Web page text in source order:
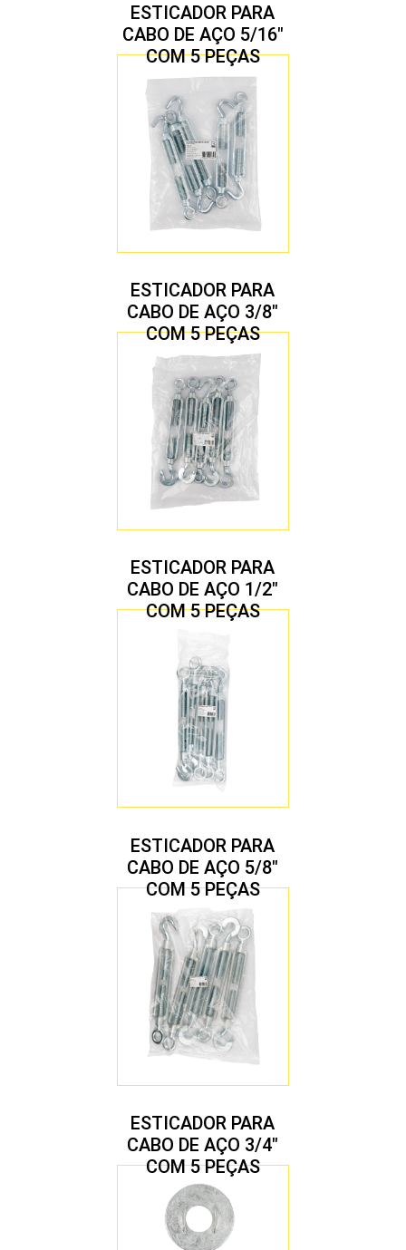
ESTICADOR PARA
CABO DE AÇO 5/16″
COM 5 PEÇAS
ESTICADOR PARA
CABO DE AÇO 3/8″
COM 5 PEÇAS
ESTICADOR PARA
CABO DE AÇO 1/2″
COM 5 PEÇAS
ESTICADOR PARA
CABO DE AÇO 5/8″
COM 5 PEÇAS
ESTICADOR PARA
CABO DE AÇO 3/4″
COM 5 PEÇAS